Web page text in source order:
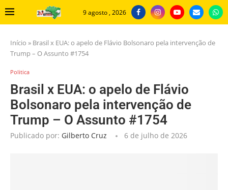
9 agosto , 2026
Início » Brasil x EUA: o apelo de Flávio Bolsonaro pela intervenção de
Trump – O Assunto #1754
Politica
Brasil x EUA: o apelo de Flávio
Bolsonaro pela intervenção de
Trump – O Assunto #1754
Publicado por: Gilberto Cruz 6 de julho de 2026